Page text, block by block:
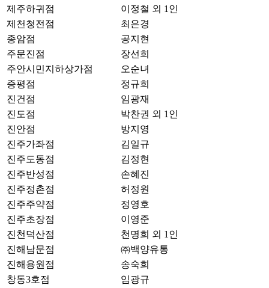
제주하귀점
이정철 외 1인
제천청전점
최은경
종암점
공지현
주문진점
장선희
주안시민지하상가점
오순녀
증평점
정규희
진건점
임광재
진도점
박찬권 외 1인
진안점
방지영
진주가좌점
김일규
진주도동점
김정현
진주반성점
손혜진
진주정촌점
허정원
진주주약점
정영호
진주초장점
이영준
진천덕산점
천명희 외 1인
진해남문점
㈜백양유통
진해용원점
송숙희
창동3호점
임광규